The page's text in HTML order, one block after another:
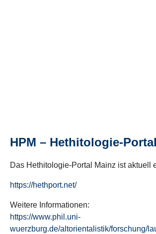
HPM – Hethitologie-
Das Hethitologie-Portal Mainz ist aktuell
https://hethport.net/
Weitere Informationen:
https://www.phil.uni-
wuerzburg.de/altorientalistik/forschung/